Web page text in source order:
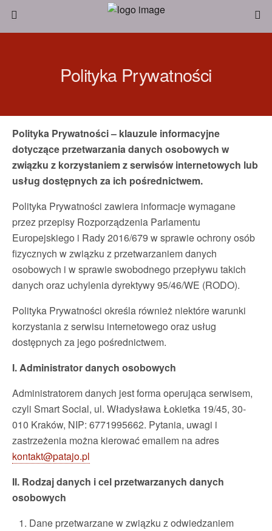
Polityka Prywatności
Polityka Prywatności – klauzule informacyjne
dotyczące przetwarzania danych osobowych w
związku z korzystaniem z serwisów internetowych lub
usług dostępnych za ich pośrednictwem.
Polityka Prywatności zawiera informacje wymagane
przez przepisy Rozporządzenia Parlamentu
Europejskiego i Rady 2016/679 w sprawie ochrony osób
fizycznych w związku z przetwarzaniem danych
osobowych i w sprawie swobodnego przepływu takich
danych oraz uchylenia dyrektywy 95/46/WE (RODO).
Polityka Prywatności określa również niektóre warunki
korzystania z serwisu internetowego oraz usług
dostępnych za jego pośrednictwem.
I. Administrator danych osobowych
Administratorem danych jest forma operująca serwisem,
czyli Smart Social, ul. Władysława Łokietka 19/45, 30-
010 Kraków, NIP: 6771995662. Pytania, uwagi i
zastrzeżenia można kierować emailem na adres
kontakt@patajo.pl
II. Rodzaj danych i cel przetwarzanych danych
osobowych
Dane przetwarzane w związku z odwiedzaniem